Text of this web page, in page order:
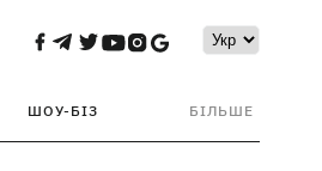
ШОУ-БІЗ БІЛЬШЕ